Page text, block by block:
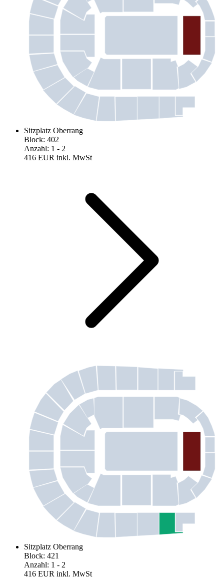
Sitzplatz Oberrang
Block: 402
Anzahl: 1 - 2
416 EUR inkl. MwSt
Sitzplatz Oberrang
Block: 421
Anzahl: 1 - 2
416 EUR inkl. MwSt